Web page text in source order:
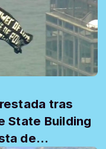
tras
State Building
de